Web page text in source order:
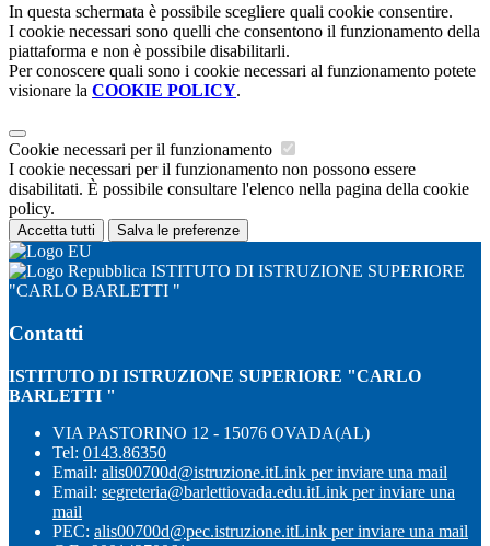
In questa schermata è possibile scegliere quali cookie consentire.
I cookie necessari sono quelli che consentono il funzionamento della
piattaforma e non è possibile disabilitarli.
Per conoscere quali sono i cookie necessari al funzionamento potete
visionare la COOKIE POLICY.
Cookie necessari per il funzionamento
I cookie necessari per il funzionamento non possono essere
disabilitati. È possibile consultare l'elenco nella pagina della cookie
policy.
Accetta tutti Salva le preferenze
ISTITUTO DI ISTRUZIONE SUPERIORE
"CARLO BARLETTI "
Contatti
ISTITUTO DI ISTRUZIONE SUPERIORE "CARLO
BARLETTI "
VIA PASTORINO 12 - 15076 OVADA(AL)
Tel: 0143.86350
Email: alis00700d@istruzione.itLink per inviare una mail
Email: segreteria@barlettiovada.edu.itLink per inviare una
mail
PEC: alis00700d@pec.istruzione.itLink per inviare una mail